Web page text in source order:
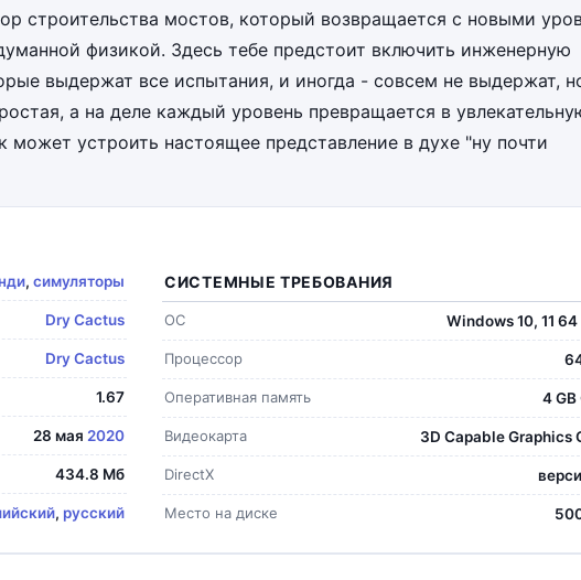
строительства мостов, который возвращается с новыми
физикой. Здесь тебе предстоит включить инженерную
выдержат все испытания, и иногда - совсем не выдержат,
а на деле каждый уровень превращается в
может устроить настоящее представление в духе "ну почти
, симуляторы
Dry Cactus
Dry Cactus
1.67
28 мая 2020
434.8 Мб
, русский
СИСТЕМНЫЕ ТРЕБОВАНИЯ
ОС Windows 10, 11 64
Процессор
Оперативная память 4
Видеокарта 3D Capable Graphics
DirectX
Место на диске